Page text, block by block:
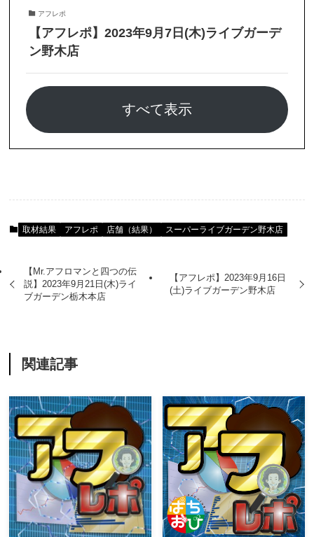
アフレポ
【アフレポ】2023年9月7日(木)ライブガーデ
ン野木店
すべて表示
取材結果 アフレポ 店舗（結果） スーパーライブガーデン野木店
【Mr.アフロマンと四つの伝
説】2023年9月21日(木)ライ
ブガーデン栃木本店
【アフレポ】2023年9月16日
(土)ライブガーデン野木店
関連記事